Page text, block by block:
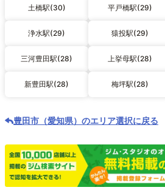
土橋駅(30) 平戸橋駅(29)
浄水駅(29) 猿投駅(29)
三河豊田駅(28) 上挙母駅(28)
新豊田駅(28) 梅坪駅(28)
豊田市（愛知県）のエリア選択に戻る